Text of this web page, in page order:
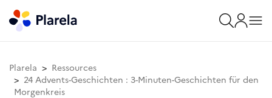
Plarela
Ressources
24 Advents-Geschichten : 3-Minuten-Geschichten für den
Morgenkreis